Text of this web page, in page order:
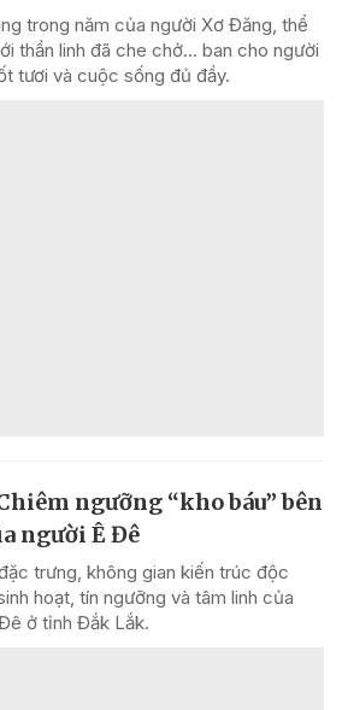
trong năm của người Xơ Đăng, thể
thần linh đã che chở... ban cho người
tươi và cuộc sống đủ đầy.
ngưỡng “kho báu” bên
người Ê Đê
trưng, không gian kiến trúc độc
hoạt, tín ngưỡng và tâm linh của
ở tỉnh Đắk Lắk.